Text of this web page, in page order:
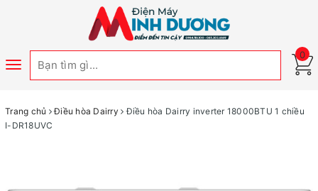
Toggle
0
Trang chủ Điều hòa Dairry
Điều hòa Dairry inverter 18000BTU 1 chiều
I-DR18UVC